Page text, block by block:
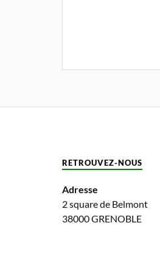
RETROUVEZ-NOUS
Adresse
2 square de Belmont
38000 GRENOBLE